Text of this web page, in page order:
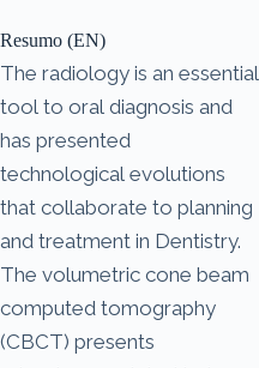
Resumo (EN)
The radiology is an essential
tool to oral diagnosis and
has presented
technological evolutions
that collaborate to planning
and treatment in Dentistry.
The volumetric cone beam
computed tomography
(CBCT) presents